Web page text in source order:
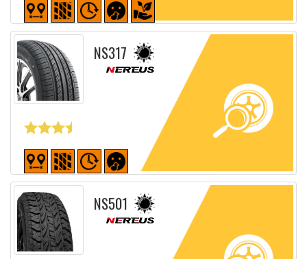
Fiche détaillée
NS317
Fiche détaillée
NS501